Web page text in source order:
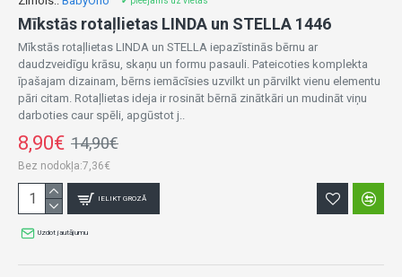
Mīkstās rotaļlietas LINDA un STELLA 1446
Mīkstās rotaļlietas LINDA un STELLA iepazīstinās bērnu ar
daudzveidīgu krāsu, skaņu un formu pasauli. Pateicoties komplekta
īpašajam dizainam, bērns iemācīsies uzvilkt un pārvilkt vienu elementu
pāri citam. Rotaļlietas ideja ir rosināt bērnā zinātkāri un mudināt viņu
darboties caur spēli, apgūstot j..
8,90€ 14,90€
Bez nodokļa:7,36€
IELIKT GROZĀ
Uzdot jautājumu